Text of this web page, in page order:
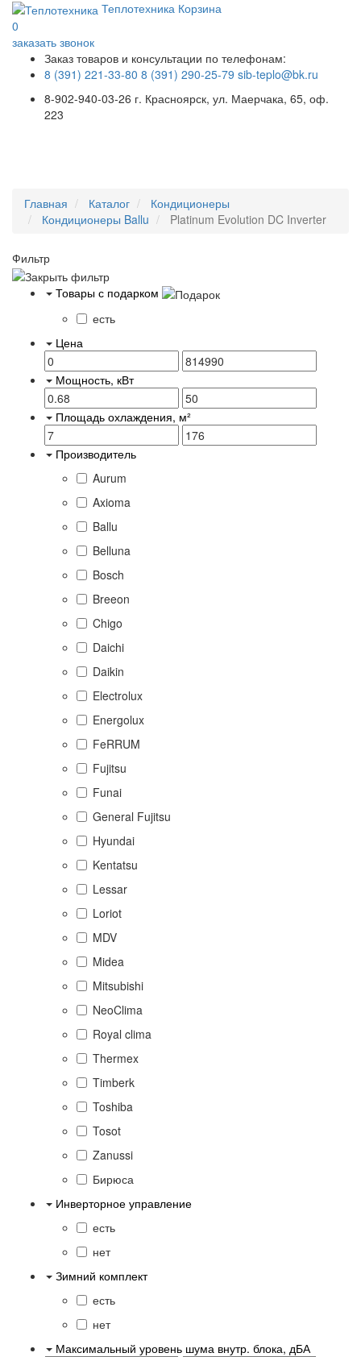
Теплотехника Корзина
0
заказать звонок
Заказ товаров и консультации по телефонам:
8 (391) 221-33-80 8 (391) 290-25-79 sib-teplo@bk.ru
8-902-940-03-26 г. Красноярск, ул. Маерчака, 65, оф.
223
Главная Каталог
Кондиционеры
Кондиционеры Ballu
Platinum Evolution DC Inverter
Фильтр
Товары с подарком
есть
Цена
Мощность, кВт
Площадь охлаждения, м²
Производитель
Aurum
Axioma
Ballu
Belluna
Bosch
Breeon
Chigo
Daichi
Daikin
Electrolux
Energolux
FeRRUM
Fujitsu
Funai
General Fujitsu
Hyundai
Kentatsu
Lessar
Loriot
MDV
Midea
Mitsubishi
NeoClima
Royal clima
Thermex
Timberk
Toshiba
Tosot
Zanussi
Бирюса
Инверторное управление
есть
нет
Зимний комплект
есть
нет
Максимальный уровень шума внутр. блока, дБА